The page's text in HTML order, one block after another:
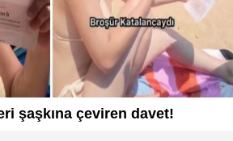
şaşkına çeviren davet!